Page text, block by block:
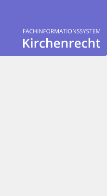
Logo